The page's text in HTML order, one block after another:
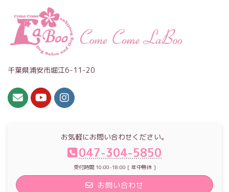
千葉県浦安市堀江6-11-20
お気軽にお問い合わせください。
047-304-5850
受付時間 10:00-18:00 [ 年中無休 ]
お問い合わせ